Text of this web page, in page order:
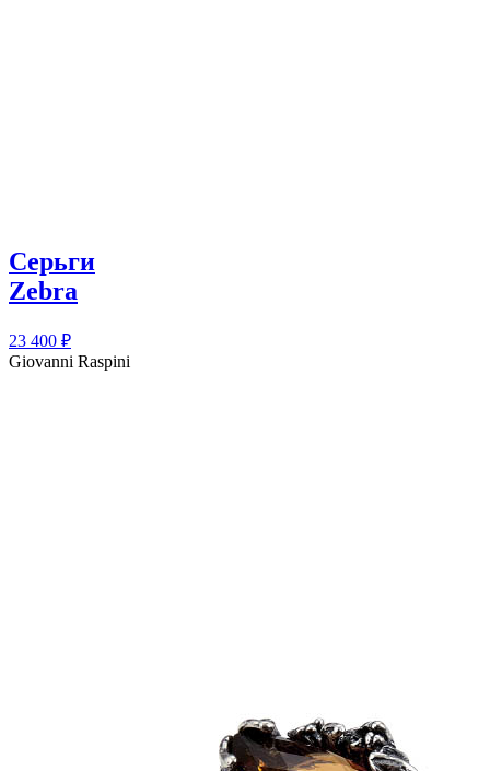
Серьги
Zebra
23 400 ₽
Giovanni Raspini